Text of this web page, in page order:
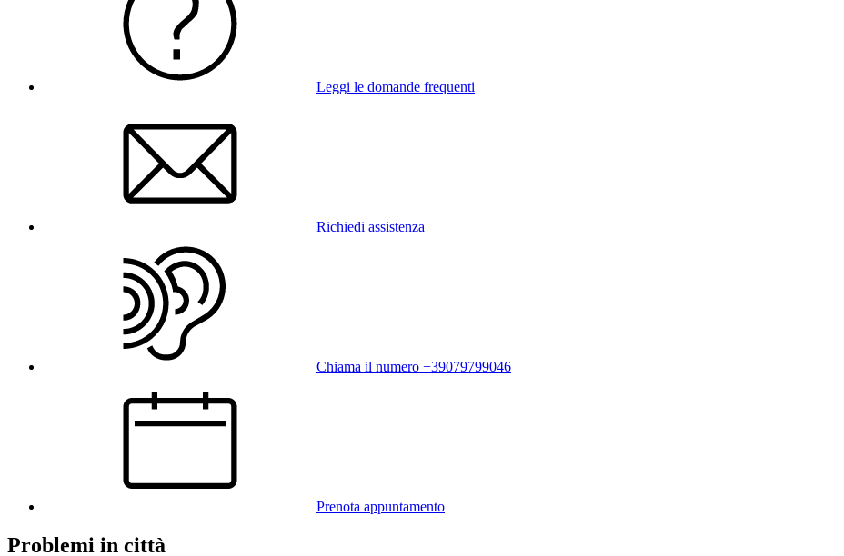
Leggi le domande frequenti
Richiedi assistenza
Chiama il numero +39079799046
Prenota appuntamento
Problemi in città